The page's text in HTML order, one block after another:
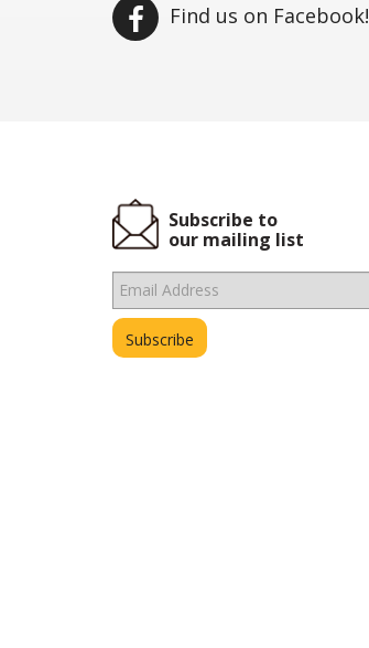
Find us on Facebook!
Subscribe to
our mailing list